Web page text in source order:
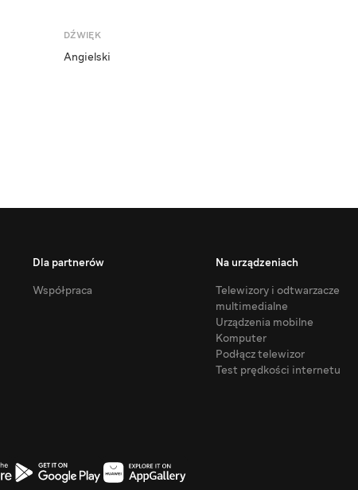
DŹWIĘK
Angielski
Dla partnerów
Współpraca
Na urządzeniach
Telewizory i odtwarzacze
multimedialne
Urządzenia mobilne
Komputer
Podłącz telewizor
Test prędkości internetu